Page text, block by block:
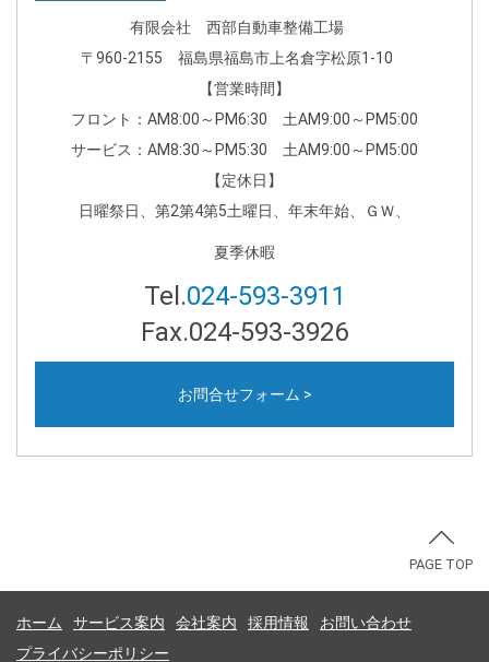
有限会社 西部自動車整備工場
〒960-2155 福島県福島市上名倉字松原1-10
【営業時間】
フロント：AM8:00～PM6:30 土AM9:00～PM5:00
サービス：AM8:30～PM5:30 土AM9:00～PM5:00
【定休日】
日曜祭日、第2第4第5土曜日、年末年始、ＧＷ、
夏季休暇
Tel.024-593-3911
Fax.024-593-3926
お問合せフォーム >
PAGE TOP
ホーム サービス案内 会社案内 採用情報
お問い合わせ
プライバシーポリシー